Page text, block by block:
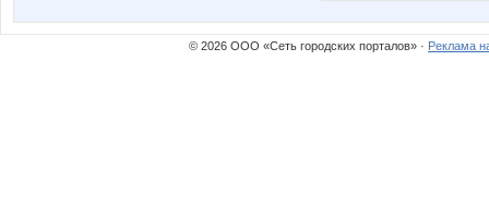
© 2026 ООО «Сеть городских порталов» · Реклама